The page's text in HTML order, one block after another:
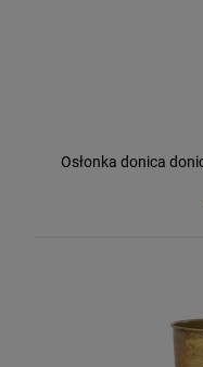
Osłonka donica